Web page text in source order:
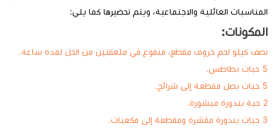
المناسبات العائلية والاجتماعية، ويتم تحضيرها كما يلي:
المكونات:
نصف كيلو لحم خروف مقطع، منقوع في ملعقتين من الخل لمدة ساعة.
5 حبات بطاطس.
5 حبات بصل مقطعة إلى شرائح.
2 حبة بندورة مبشورة.
3 حبات بندورة مقشرة ومقطعة إلى مكعبات.